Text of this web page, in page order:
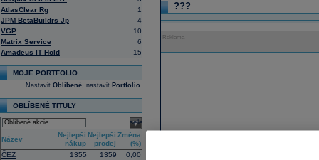
AtlasClear Rg
1
JPM BetaBuildrs Jp
4
VGP
10
Matrix Service
6
Amadeus IT Hold
15
MOJE PORTFOLIO
Nastavit Oblíbené, nastavit Portfolio
OBLÍBENÉ TITULY
select
Název
Nejlepší
nákup
Nejlepší
prodej
Změna
(%)
ČEZ
1355 1359
0,00
???
Reklama